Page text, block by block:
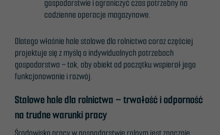
gospodarstwie i ograniczyć czas potrzebny na
codzienne operacje magazynowe.
Dlatego właśnie hale stalowe dla rolnictwa coraz częściej
projektuje się z myślą o indywidualnych potrzebach
gospodarstwa – tak, aby obiekt od początku wspierał jego
funkcjonowanie i rozwój.
Stalowe hale dla rolnictwa – trwałość i odporność
na trudne warunki pracy